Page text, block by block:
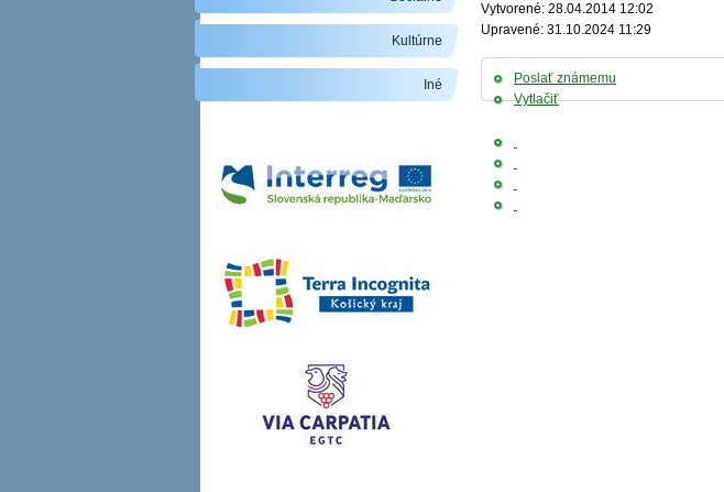
Kultúrne
Iné
Vytvorené: 28.04.2014 12:02
Upravené: 31.10.2024 11:29
Poslať známemu
Vytlačiť